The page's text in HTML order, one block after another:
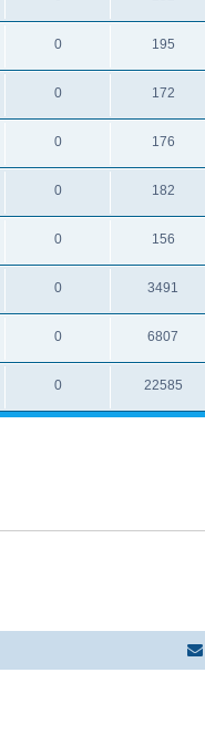
0 195
0 172
0 176
0 182
0 156
0 3491
0 6807
0 22585